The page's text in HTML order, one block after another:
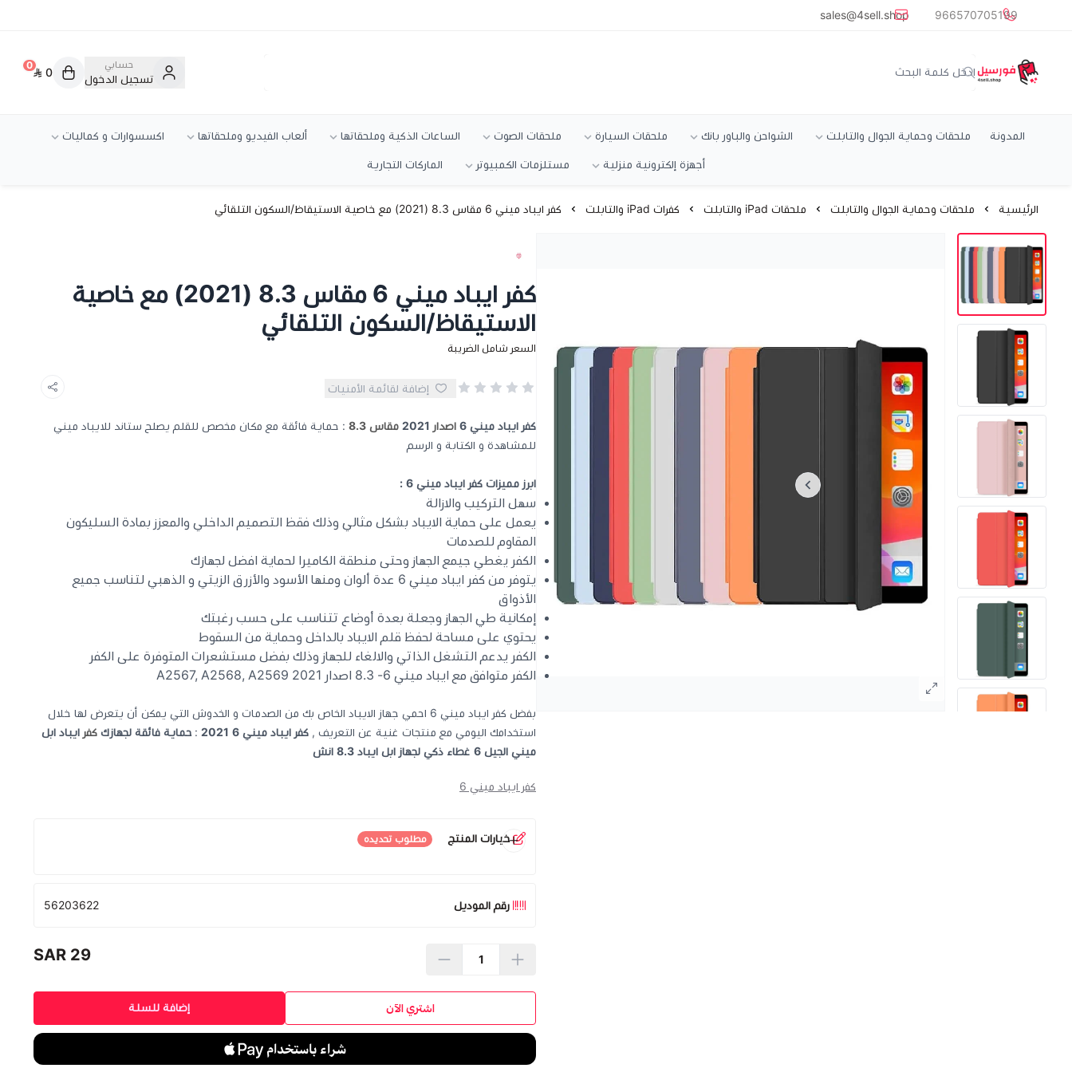
common.titles.skip_to_main_content
966570705199
sales@4sell.shop
متجر فورسيل
حسابي
تسجيل الدخول
0
0
المدونة ملحقات وحماية الجوال والتابلت الشواحن والباور بانك ملحقات السيارة ملحقات الصوت الساعات الذكية وملحقاتها ألعاب الفيديو وملحقاتها اكسسوارات و كماليات
أجهزة إلكترونية منزلية مستلزمات الكمبيوتر الماركات التجارية
الرئيسية ملحقات وحماية الجوال والتابلت ملحقات iPad والتابلت كفرات iPad والتابلت كفر ايباد ميني 6 مقاس 8.3 (2021) مع خاصية الاستيقاظ/السكون التلقائي
كفر ايباد ميني 6 مقاس 8.3 (2021) مع خاصية
الاستيقاظ/السكون التلقائي
السعر شامل الضريبة
إضافة لقائمة الأمنيات
كفر ايباد ميني 6 اصدار مقاس 8.3
: حماية فائقة مع مكان مخصص للقلم يصلح ستاند للايباد ميني
للمشاهدة و الكتابة و الرسم
ابرز مميزات كفر ايباد ميني 6 :
سهل التركيب والازالة
يعمل على حماية الايباد بشكل مثالي وذلك فقظ التصميم الداخلي والمعزز بمادة السليكون
المقاوم للصدمات
الكفر يغطي جيمع الجهاز وحتى منطقة الكاميرا لحماية افضل لجهازك
يتوفر من كفر ايباد ميني 6 عدة ألوان ومنها الأسود والأزرق الزيتي و الذهبي لتناسب جميع
الأذواق
إمكانية طي الجهاز وجعلة بعدة أوضاع تتناسب على حسب رغبتك
يحتوي على مساحة لحفظ قلم الايباد بالداخل وحماية من السقوط
الكفر يدعم التشغل الذاتي والالغاء للجهاز وذلك بفضل مستشعرات المتوفرة على الكفر
الكفر متوافق مع ايباد ميني 6- 8.3 اصدار 2021 A2567, A2568, A2569
بفضل كفر ايباد ميني 6 احمي جهاز الايباد الخاص بك من الصدمات و الخدوش التي يمكن أن يتعرض لها خلال
استخدامك اليومي مع منتجات غنية عن التعريف , كفر ايباد ميني 6 2021 : حماية فائقة لجهازك كفر ايباد ابل
ميني الجيل 6 غطاء ذكي لجهاز ابل ايباد 8.3 انش
كفر ايباد ميني 6
خيارات المنتج مطلوب تحديده
رقم الموديل 56203622
29 SAR
إضافة للسلة اشتري الآن